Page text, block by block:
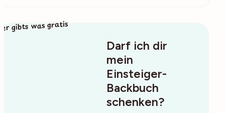
Darf ich dir
mein
Einsteiger-
Backbuch
schenken?
gibts was gratis